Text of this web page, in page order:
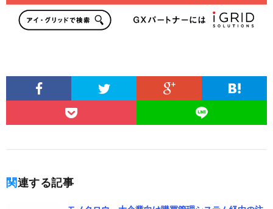
関連する記事